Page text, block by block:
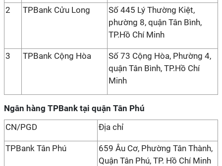
2 TPBank Cửu Long
Số 445 Lý Thường Kiệt,
phường 8, quận Tân Bình,
TP.Hồ Chí Minh
3 TPBank Cộng Hòa
Số 73 Cộng Hòa, Phường 4,
quận Tân Bình, TP.Hồ Chí
Minh
Ngân hàng TPBank tại quận Tân Phú
CN/PGD
Địa chỉ
TPBank Tân Phú
659 Âu Cơ, Phường Tân Thành,
Quận Tân Phú, TP. Hồ Chí Minh